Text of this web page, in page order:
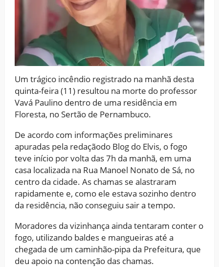
Um trágico incêndio registrado na manhã desta
quinta-feira (11) resultou na morte do professor
Vavá Paulino dentro de uma residência em
Floresta, no Sertão de Pernambuco.
De acordo com informações preliminares
apuradas pela redaçãodo Blog do Elvis, o fogo
teve início por volta das 7h da manhã, em uma
casa localizada na Rua Manoel Nonato de Sá, no
centro da cidade. As chamas se alastraram
rapidamente e, como ele estava sozinho dentro
da residência, não conseguiu sair a tempo.
Moradores da vizinhança ainda tentaram conter o
fogo, utilizando baldes e mangueiras até a
chegada de um caminhão-pipa da Prefeitura, que
deu apoio na contenção das chamas.